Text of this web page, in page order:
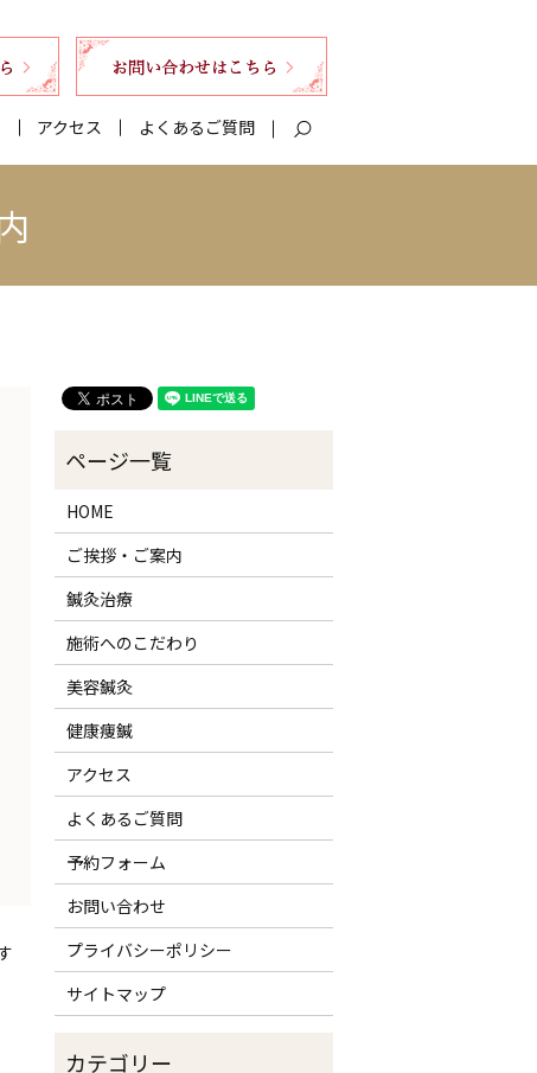
アクセス よくあるご質問 search
HOME
ご挨拶・ご案内
鍼灸治療
施術へのこだわり
美容鍼灸
健康痩鍼
アクセス
よくあるご質問
予約フォーム
お問い合わせ
プライバシーポリシー
サイトマップ